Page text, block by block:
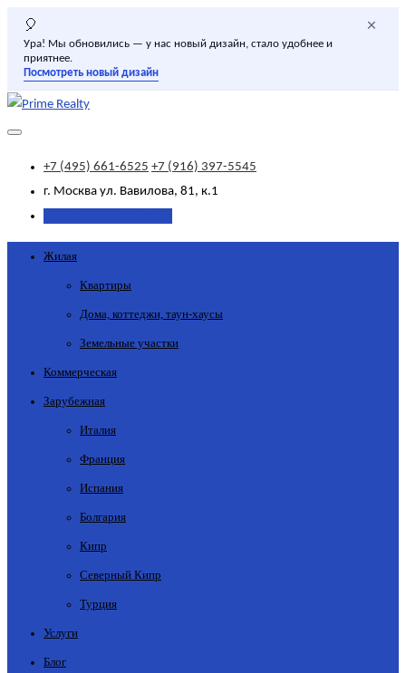
🎈
Ура! Мы обновились — у нас новый дизайн, стало удобнее и
приятнее.
Посмотреть новый дизайн
×
+7 (495) 661-6525 +7 (916) 397-5545
г. Москва ул. Вавилова, 81, к.1
Жилая
Квартиры
Дома, коттеджи, таун-хаусы
Земельные участки
Коммерческая
Зарубежная
Италия
Франция
Испания
Болгария
Кипр
Северный Кипр
Турция
Услуги
Блог